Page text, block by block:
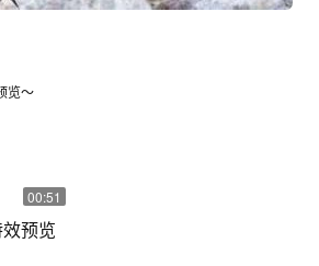
00:51
预览